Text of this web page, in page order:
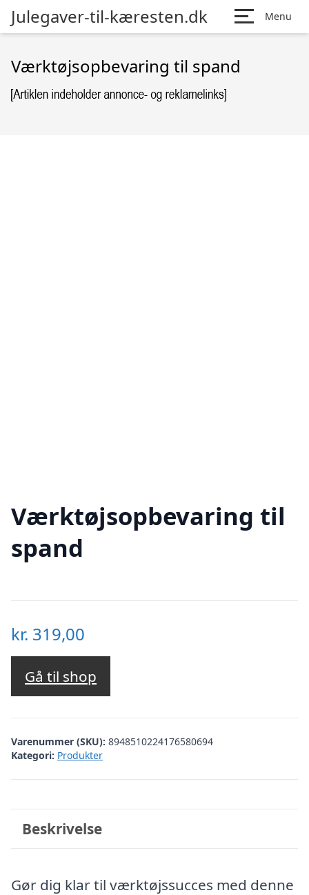
Julegaver-til-kæresten.dk Menu
Værktøjsopbevaring til spand
Værktøjsopbevaring til
spand
kr. 319,00
Gå til shop
Varenummer (SKU): 8948510224176580694
Kategori: Produkter
Beskrivelse
Gør dig klar til værktøjssucces med denne